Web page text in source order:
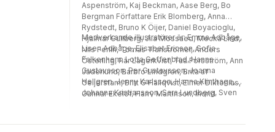
Aspenström, Kaj Beckman, Aase Berg, Bo
Bergman Författare Erik Blomberg, Anna
Rydstedt, Bruno K Öijer, Daniel Boyacioglu,
Hjalmar Gullberg, Jila Mossaed, Mecka Lind,
Nils Ferlin, Tomas Tranströmer, Anders
Österling, Pär Lagerkvist, Tua Forsström, Ann
Jäderlund, Barbro Lindgren, Brita af
Geijerstam, Britt G Hallqvist, Elmer Diktonius,
Gunnar Ekelöf, Harry Martinson, Ingrid
Tage Danielsson, Karin Boye, Vilhelm
Medverkande illustratörer är: Emma Adbåge,
Lisen Adbåge, Elisabet Ericson, Sofia
Falkenhem, Lotta Geffenblad, Hanna
Gustavsson, Per Gustavsson, Joanna
Hellgren, Jenny Karlsson, Hanna Klinthage,
Johanna Kristiansson, Sara Lundberg, Sven